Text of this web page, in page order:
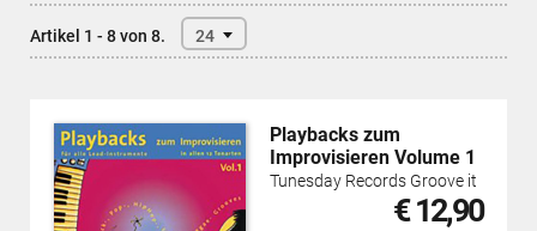
Artikel 1 - 8 von 8. 24
Playbacks zum
Improvisieren Volume 1
Tunesday Records Groove it
€ 12,90